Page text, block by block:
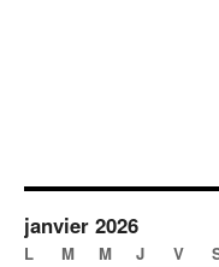
janvier 2026
L M M J V